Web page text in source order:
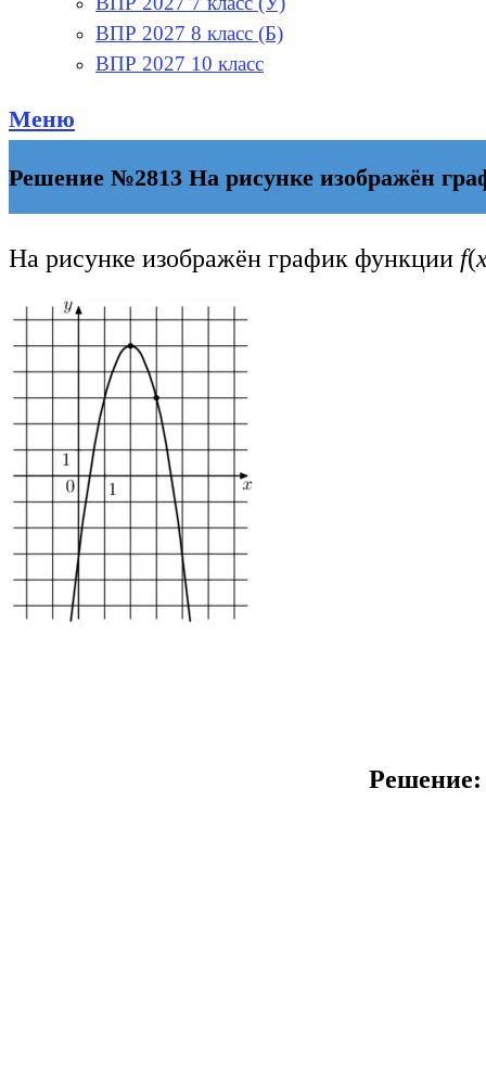
ВПР 2027 8 класс (Б)
ВПР 2027 10 класс
Меню
Решение №2813 На рисунке изображён
На рисунке изображён график функции f(
Решение: